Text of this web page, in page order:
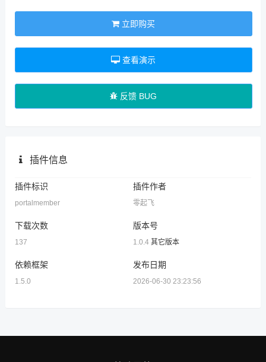
立即购买
查看演示
反馈 BUG
插件信息
插件标识
portalmember
插件作者
零起飞
下载次数
137
版本号
1.0.4 其它版本
依赖框架
1.5.0
发布日期
2026-06-30 23:23:56